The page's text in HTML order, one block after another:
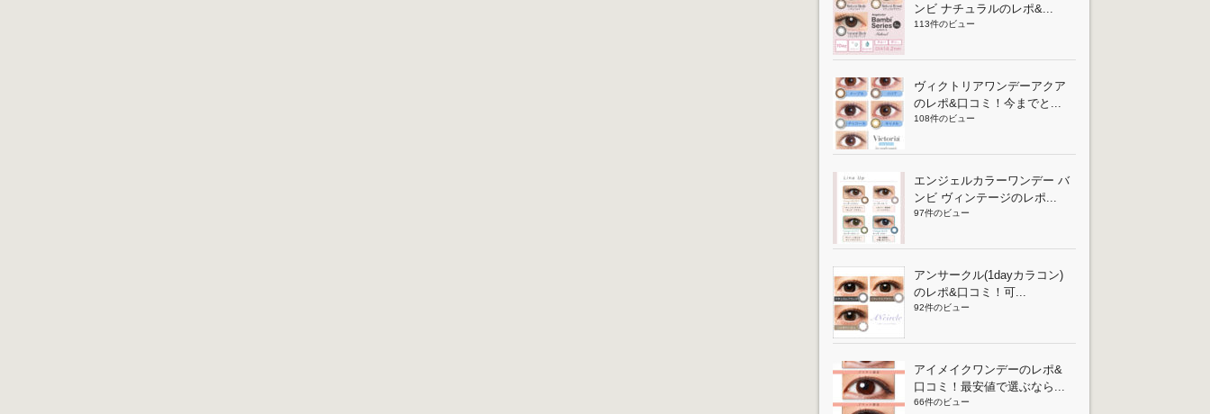
ンビ ナチュラルのレポ&...
113件のビュー
ヴィクトリアワンデーアクア
のレポ&口コミ！今までと...
108件のビュー
エンジェルカラーワンデー バ
ンビ ヴィンテージのレポ...
97件のビュー
アンサークル(1dayカラコン)
のレポ&口コミ！可...
92件のビュー
アイメイクワンデーのレポ&
口コミ！最安値で選ぶなら...
66件のビュー